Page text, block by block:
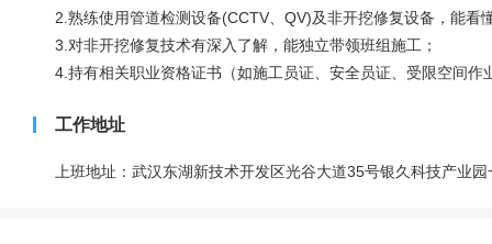
2.熟练使用管道检测设备(CCTV、QV)及非开挖修复设备，能看
3.对非开挖修复技术有深入了解，能独立带领班组施工；
4.持有相关职业资格证书（如施工员证、安全员证、受限空间作
工作地址
上班地址：武汉东湖新技术开发区光谷大道35号银久科技产业